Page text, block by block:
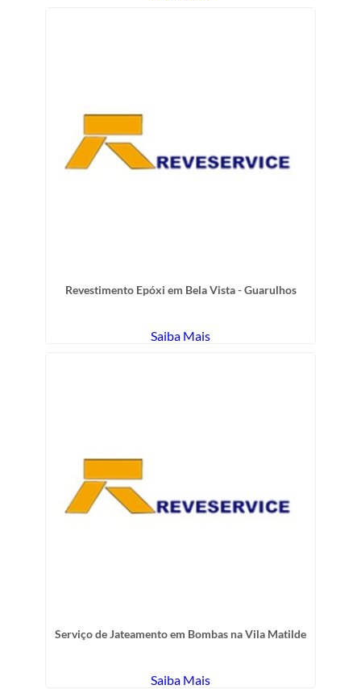
Revestimento Epóxi em Bela Vista - Guarulhos
Saiba Mais
Serviço de Jateamento em Bombas na Vila Matilde
Saiba Mais